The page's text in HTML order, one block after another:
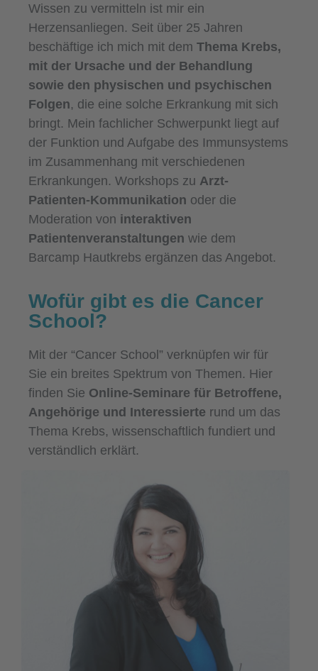
Wissen zu vermitteln ist mir ein
Herzensanliegen. Seit über 25 Jahren
beschäftige ich mich mit dem Thema Krebs,
mit der Ursache und der Behandlung
sowie den physischen und psychischen
Folgen, die eine solche Erkrankung mit sich
bringt. Mein fachlicher Schwerpunkt liegt auf
der Funktion und Aufgabe des Immunsystems
im Zusammenhang mit verschiedenen
Erkrankungen. Workshops zu Arzt-
Patienten-Kommunikation oder die
Moderation von interaktiven
Patientenveranstaltungen wie dem
Barcamp Hautkrebs ergänzen das Angebot.
Wofür gibt es die Cancer
School?
Mit der “Cancer School” verknüpfen wir für
Sie ein breites Spektrum von Themen. Hier
finden Sie Online-Seminare für Betroffene,
Angehörige und Interessierte rund um das
Thema Krebs, wissenschaftlich fundiert und
verständlich erklärt.